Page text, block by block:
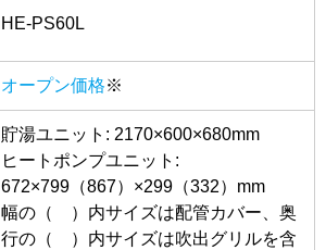
HE-PS60L
オープン価格※
貯湯ユニット: 2170×600×680mm
ヒートポンプユニット:
672×799（867）×299（332）mm
幅の（ ）内サイズは配管カバー、奥
行の（ ）内サイズは吹出グリルを含